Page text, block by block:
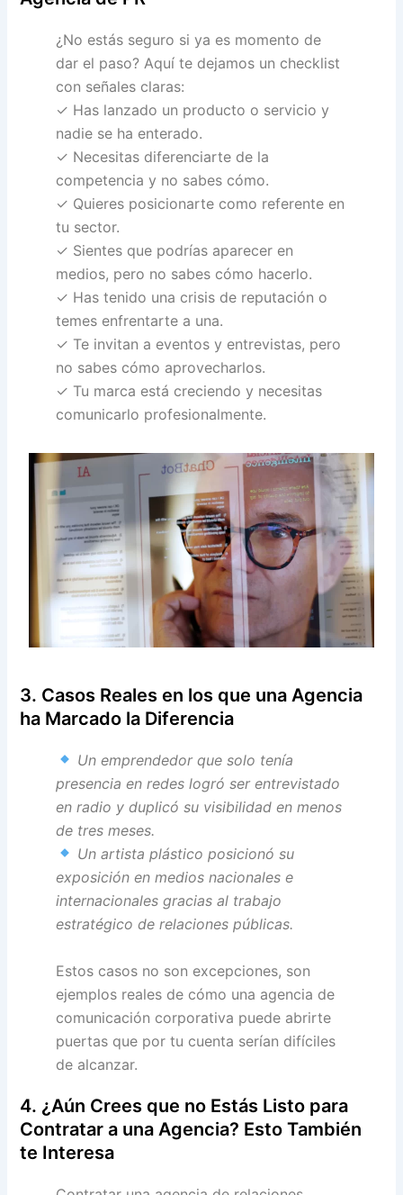
¿No estás seguro si ya es momento de
dar el paso? Aquí te dejamos un checklist
con señales claras:
✓ Has lanzado un producto o servicio y
nadie se ha enterado.
✓ Necesitas diferenciarte de la
competencia y no sabes cómo.
✓ Quieres posicionarte como referente en
tu sector.
✓ Sientes que podrías aparecer en
medios, pero no sabes cómo hacerlo.
✓ Has tenido una crisis de reputación o
temes enfrentarte a una.
✓ Te invitan a eventos y entrevistas, pero
no sabes cómo aprovecharlos.
✓ Tu marca está creciendo y necesitas
comunicarlo profesionalmente.
3. Casos Reales en los que una Agencia
ha Marcado la Diferencia
Un emprendedor que solo tenía
presencia en redes logró ser entrevistado
en radio y duplicó su visibilidad en menos
de tres meses.
Un artista plástico posicionó su
exposición en medios nacionales e
internacionales gracias al trabajo
estratégico de relaciones públicas.
Estos casos no son excepciones, son
ejemplos reales de cómo una agencia de
comunicación corporativa puede abrirte
puertas que por tu cuenta serían difíciles
de alcanzar.
4. ¿Aún Crees que no Estás Listo para
Contratar a una Agencia? Esto También
te Interesa